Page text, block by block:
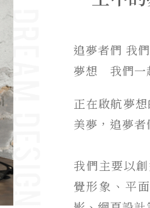
追夢者們 我
夢想 我們一
正在啟航夢
美夢，追夢者
我們主要以
覺形象、平